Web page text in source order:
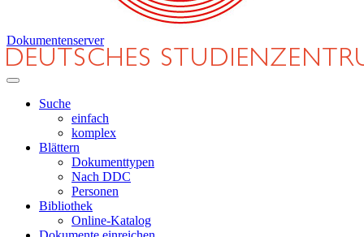
Dokumentenserver
Suche
einfach
komplex
Blättern
Dokumenttypen
Nach DDC
Personen
Bibliothek
Online-Katalog